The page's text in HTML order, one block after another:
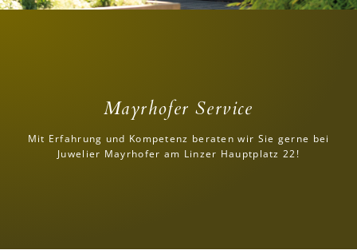
Mayrhofer Service
Mit Erfahrung und Kompetenz beraten wir Sie gerne bei
Juwelier Mayrhofer am Linzer Hauptplatz 22!